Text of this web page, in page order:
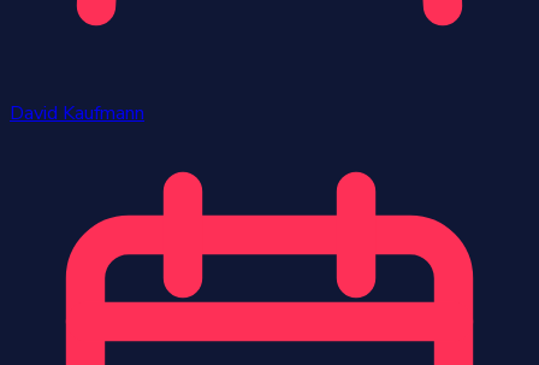
David Kaufmann